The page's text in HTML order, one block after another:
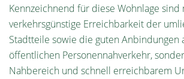
Kennzeichnend für diese Wohnlage
verkehrsgünstige Erreichbarkeit der
Stadtteile sowie die guten Anbindungen
öffentlichen Personennahverkehr,
Nahbereich und schnell erreichbarem